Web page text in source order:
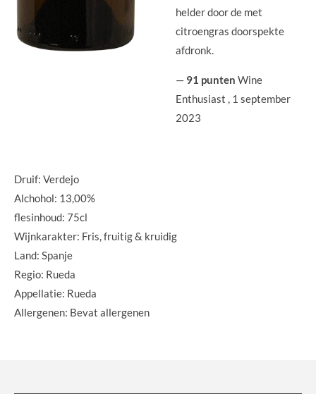
helder door de met
citroengras doorspekte
afdronk.
— 91 punten Wine
Enthusiast , 1 september
2023
Druif: Verdejo
Alchohol: 13,00%
flesinhoud: 75cl
Wijnkarakter: Fris, fruitig & kruidig
Land: Spanje
Regio: Rueda
Appellatie: Rueda
Allergenen: Bevat allergenen